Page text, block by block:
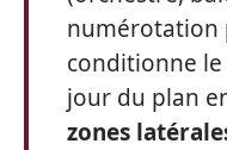
numérotation
conditionne
jour du plan
zones